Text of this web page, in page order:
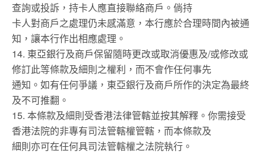
查詢或投訴，持卡人應直接聯絡商戶。倘持
卡人對商戶之處理仍未感滿意，本行應於合理時間內被通
知，讓本行作出相應處理。
14. 東亞銀行及商戶保留隨時更改或取消優惠及/或修改或
修訂此等條款及細則之權利，而不會作任何事先
通知。如有任何爭議，東亞銀行及商戶所作的決定為最終
及不可推翻。
15. 本條款及細則受香港法律管轄並按其解釋。你需接受
香港法院的非專有司法管轄權管轄，而本條款及
細則亦可在任何具司法管轄權之法院執行。